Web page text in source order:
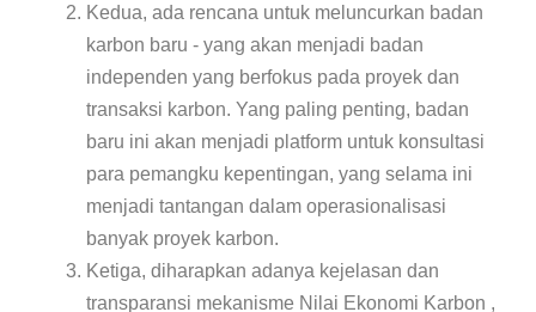
Kedua, ada rencana untuk meluncurkan badan
karbon baru - yang akan menjadi badan
independen yang berfokus pada proyek dan
transaksi karbon. Yang paling penting, badan
baru ini akan menjadi platform untuk konsultasi
para pemangku kepentingan, yang selama ini
menjadi tantangan dalam operasionalisasi
banyak proyek karbon.
Ketiga, diharapkan adanya kejelasan dan
transparansi mekanisme Nilai Ekonomi Karbon ,